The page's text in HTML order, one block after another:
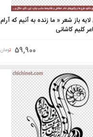
باز شعر « ما زنده به آنیم که آرام
کلیم کاشانی
59,900 تومان